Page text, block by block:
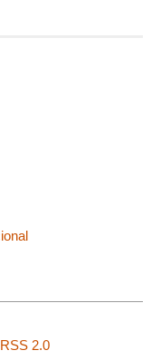
RSS 2.0